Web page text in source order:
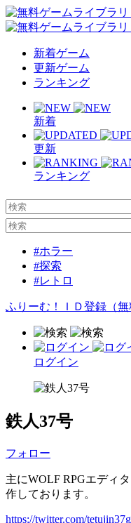
新着ゲーム
更新ゲーム
ランキング
新着
更新
ランキング
#ホラー
#探索
#レトロ
ふりーむ！ＩＤ登録（無
ログイン
鉄人37号
フォロー
主にWOLF RPGエディ
作しております。
https://twitter.com/